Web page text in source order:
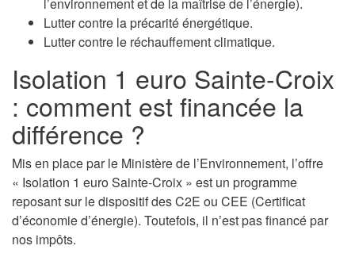
Lutter contre la précarité énergétique.
Lutter contre le réchauffement climatique.
Isolation 1 euro Sainte-Croix
: comment est financée la
différence ?
Mis en place par le Ministère de l’Environnement, l’offre
« Isolation 1 euro Sainte-Croix » est un programme
reposant sur le dispositif des C2E ou CEE (Certificat
d’économie d’énergie). Toutefois, il n’est pas financé par
nos impôts.